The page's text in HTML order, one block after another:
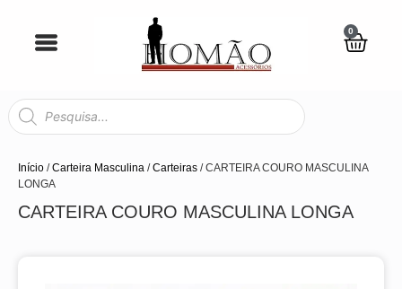
0
Início /Carteira Masculina /Carteiras / CARTEIRA COURO MASCULINA
LONGA
CARTEIRA COURO MASCULINA LONGA